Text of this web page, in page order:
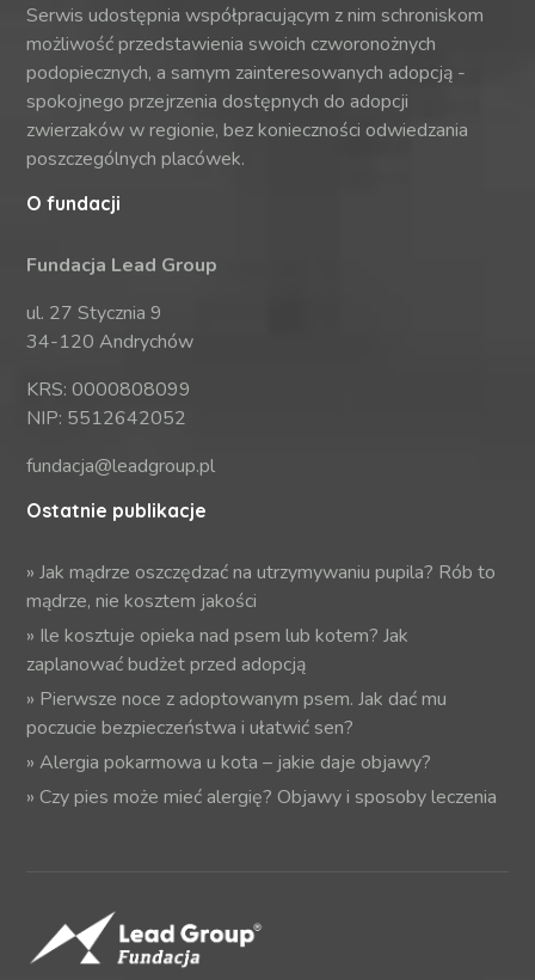
Serwis udostępnia współpracującym z nim schroniskom
możliwość przedstawienia swoich czworonożnych
podopiecznych, a samym zainteresowanych adopcją -
spokojnego przejrzenia dostępnych do adopcji
zwierzaków w regionie, bez konieczności odwiedzania
poszczególnych placówek.
O fundacji
Fundacja Lead Group
ul. 27 Stycznia 9
34-120 Andrychów
KRS: 0000808099
NIP: 5512642052
fundacja@leadgroup.pl
Ostatnie publikacje
»Jak mądrze oszczędzać na utrzymywaniu pupila? Rób to
mądrze, nie kosztem jakości
» Ile kosztuje opieka nad psem lub kotem? Jak
zaplanować budżet przed adopcją
» Pierwsze noce z adoptowanym psem. Jak dać mu
poczucie bezpieczeństwa i ułatwić sen?
»Alergia pokarmowa u kota – jakie daje objawy?
»Czy pies może mieć alergię? Objawy i sposoby leczenia